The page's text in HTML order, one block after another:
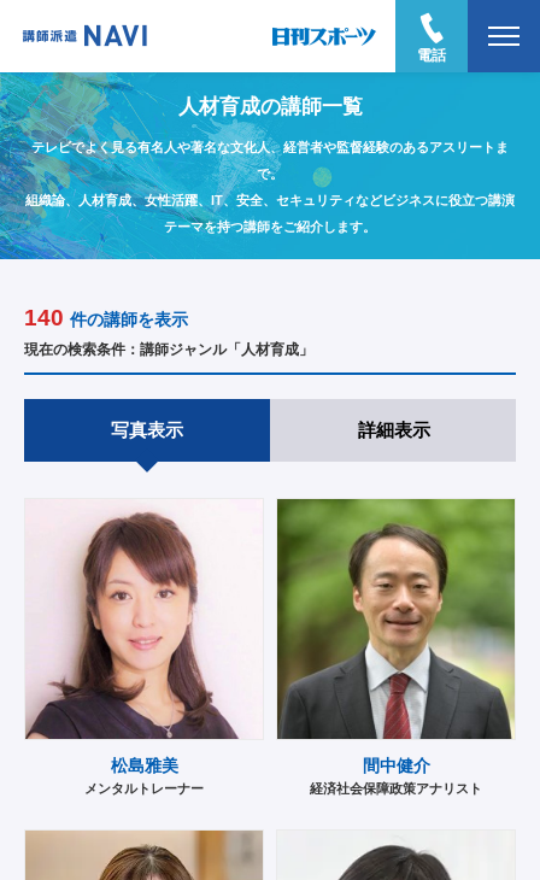
電話
人材育成の講師一覧
テレビでよく見る有名人や著名な文化人、経営者や監督経験のあるアスリートま
で。
組織論、人材育成、女性活躍、IT、安全、セキュリティなどビジネスに役立つ講演
テーマを持つ講師をご紹介します。
140 件の講師を表示
現在の検索条件：講師ジャンル「人材育成」
写真表示 詳細表示
松島雅美
メンタルトレーナー
間中健介
経済社会保障政策アナリスト